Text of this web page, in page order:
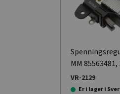
MM 85563481,
VR-2129
Er i lager i